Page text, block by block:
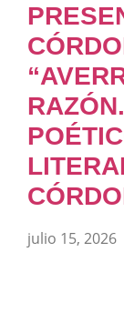
julio 15, 2026